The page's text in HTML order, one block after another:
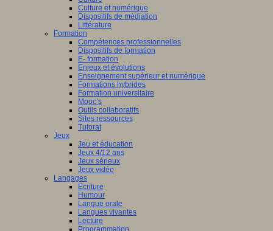
Culture et numérique
Dispositifs de médiation
Littérature
Formation
Compétences professionnelles
Dispositifs de formation
E- formation
Enjeux et évolutions
Enseignement supérieur et numérique
Formations hybrides
Formation universitaire
Mooc’s
Outils collaboratifs
Sites ressources
Tutorat
Jeux
Jeu et éducation
Jeux 4/12 ans
Jeux sérieux
Jeux vidéo
Langages
Ecriture
Humour
Langue orale
Langues vivantes
Lecture
Programmation